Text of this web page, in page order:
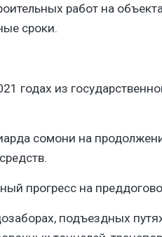
работ на
сроки.​
годах из
сомони на
прогресс на
подъездных